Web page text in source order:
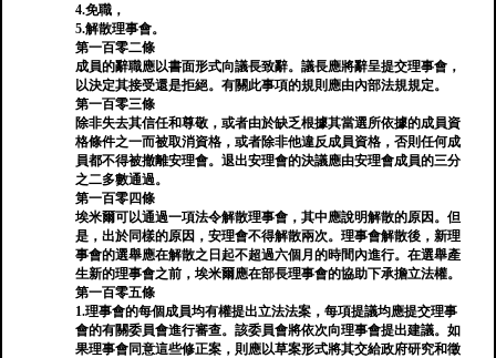
4.免職，
5.解散理事會。
第一百零二條
成員的辭職應以書面形式向議長致辭。議長應將辭呈提交理事會，
以決定其接受還是拒絕。有關此事項的規則應由內部法規規定。
第一百零三條
除非失去其信任和尊敬，或者由於缺乏根據其當選所依據的成員資
格條件之一而被取消資格，或者除非他違反成員資格，否則任何成
員都不得被撤離安理會。退出安理會的決議應由安理會成員的三分
之二多數通過。
第一百零四條
埃米爾可以通過一項法令解散理事會，其中應說明解散的原因。但
是，出於同樣的原因，安理會不得解散兩次。理事會解散後，新理
事會的選舉應在解散之日起不超過六個月的時間內進行。在選舉產
生新的理事會之前，埃米爾應在部長理事會的協助下承擔立法權。
第一百零五條
1.理事會的每個成員均有權提出立法法案，每項提議均應提交理事
會的有關委員會進行審查。該委員會將依次向理事會提出建議。如
果理事會同意這些修正案，則應以草案形式將其交給政府研究和徵